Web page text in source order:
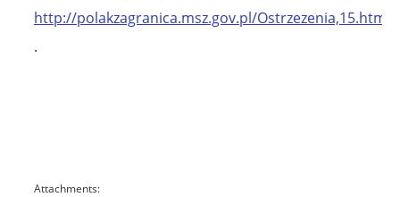
http://polakzagranica.msz.gov.pl/Ostrzezenia,15.html
.
Attachments: